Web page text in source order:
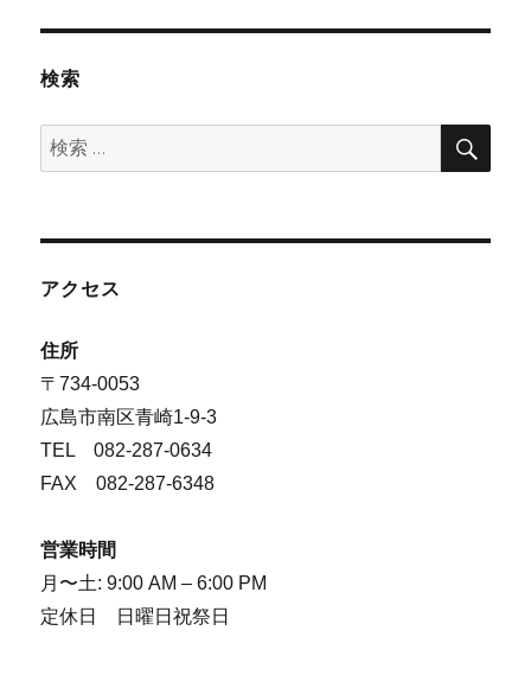
検索
検
索:
検
アクセス
住所
〒734-0053
広島市南区青崎1-9-3
TEL 082-287-0634
FAX 082-287-6348
営業時間
月〜土: 9:00 AM – 6:00 PM
定休日 日曜日祝祭日